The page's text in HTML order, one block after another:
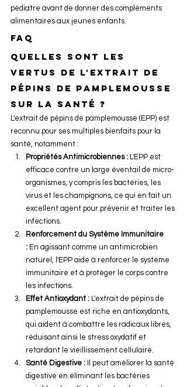
pédiatre avant de donner des compléments
alimentaires aux jeunes enfants.
FAQ
QuelLes sont les
vertus de l'extrait de
pépins de pamplemousse
sur la santé ?
L'extrait de pépins de pamplemousse (EPP) est
reconnu pour ses multiples bienfaits pour la
santé, notamment :
Propriétés Antimicrobiennes : L'EPP est
efficace contre un large éventail de micro-
organismes, y compris les bactéries, les
virus et les champignons, ce qui en fait un
excellent agent pour prévenir et traiter les
infections.
Renforcement du Système Immunitaire
: En agissant comme un antimicrobien
naturel, l'EPP aide à renforcer le système
immunitaire et à protéger le corps contre
les infections.
Effet Antioxydant : L'extrait de pépins de
pamplemousse est riche en antioxydants,
qui aident à combattre les radicaux libres,
réduisant ainsi le stress oxydatif et
retardant le vieillissement cellulaire.
Santé Digestive : Il peut améliorer la santé
digestive en éliminant les bactéries